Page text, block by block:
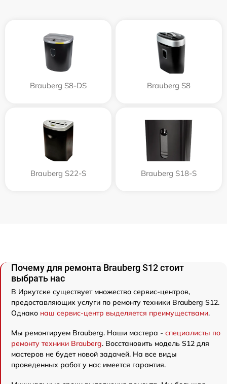
Brauberg S8-DS Brauberg S8
Brauberg S22-S Brauberg S18-S
Почему для ремонта Brauberg S12 стоит
выбрать нас
В Иркутске существует множество сервис-центров,
предоставляющих услуги по ремонту техники Brauberg S12.
Однако наш сервис-центр выделяется преимуществами.
Мы ремонтируем Brauberg. Наши мастера - специалисты по
ремонту техники Brauberg. Восстановить модель S12 для
мастеров не будет новой задачей. На все виды
проведенных работ у нас имеется гарантия.